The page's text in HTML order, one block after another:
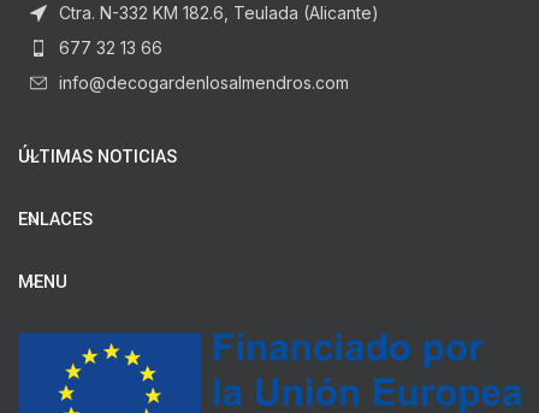
Ctra. N-332 KM 182.6, Teulada (Alicante)
677 32 13 66
info@decogardenlosalmendros.com
ÚLTIMAS NOTICIAS
ENLACES
MENU